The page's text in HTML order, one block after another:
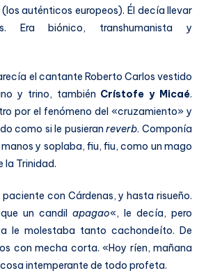
auténticos europeos). Él decía llevar
Era biónico, transhumanista y
el cantante Roberto Carlos vestido
y trino, también Crístofe y Micaé.
por el fenómeno del «cruzamiento» y
como si le pusieranreverb. Componía
y soplaba, fiu, fiu, como un mago
la Trinidad.
con Cárdenas, y hasta risueño.
un candil apagao«, le decía, pero
le molestaba tanto cachondeíto. De
con mecha corta. «Hoy ríen, mañana
intemperante de todo profeta.